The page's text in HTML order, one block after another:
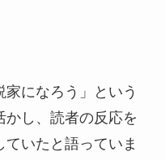
になろう」という
かし、読者の反応を
いたと語っていま